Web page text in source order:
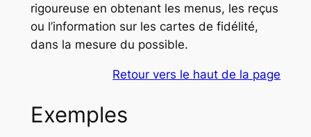
rigoureuse en obtenant les menus, les reçus
ou l’information sur les cartes de fidélité,
dans la mesure du possible.
Retour vers le haut de la page
Exemples